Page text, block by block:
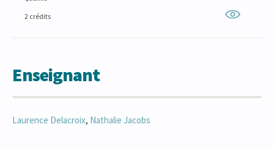
2 crédits
Enseignant
Laurence Delacroix, Nathalie Jacobs